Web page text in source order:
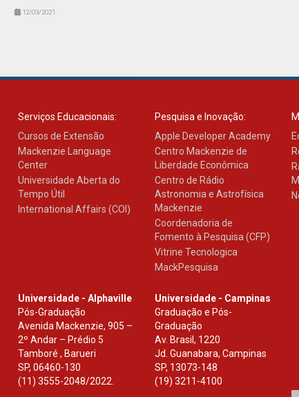
12/03/2021
Serviços Educacionais:
Cursos de Extensão
Mackenzie Language
Center
Universidade Aberta do
Tempo Útil
International Affairs (COI)
Pesquisa e Inovação:
Apple Developer Academy
Centro Mackenzie de
Liberdade Econômica
Centro de Rádio
Astronomia e Astrofísica
Mackenzie
Coordenadoria de
Fomento à Pesquisa (CFP)
Vitrine Tecnologica
MackPesquisa
Universidade - Alphaville
Pós-Graduação
Avenida Mackenzie, 905 –
2º Andar – Prédio 5
Tamboré , Barueri
SP, 06460-130
(11) 3555-2048/2022.
Universidade - Campinas
Graduação e Pós-
Graduação
Av. Brasil, 1220
Jd. Guanabara, Campinas
SP, 13073-148
(19) 3211-4100